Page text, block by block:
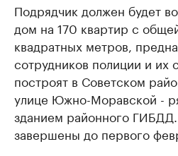
Подрядчик должен будет
дом на 170 квартир с
квадратных метров,
сотрудников полиции и их
построят в Советском
улице Южно-Моравской -
зданием районного
завершены до первого